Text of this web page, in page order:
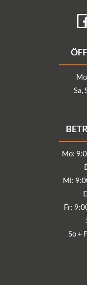
Sa,
Mo:
Mi:
Fr:
So +